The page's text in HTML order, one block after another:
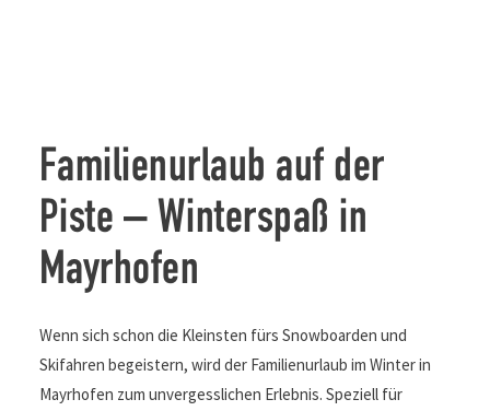
Familienurlaub auf der
Piste – Winterspaß in
Mayrhofen
Wenn sich schon die Kleinsten fürs Snowboarden und
Skifahren begeistern, wird der Familienurlaub im Winter in
Mayrhofen zum unvergesslichen Erlebnis. Speziell für